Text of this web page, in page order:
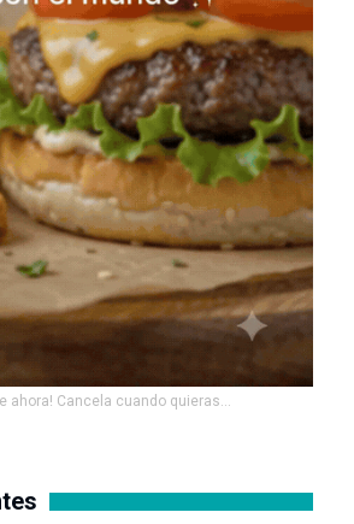
ahora! Cancela cuando quieras...